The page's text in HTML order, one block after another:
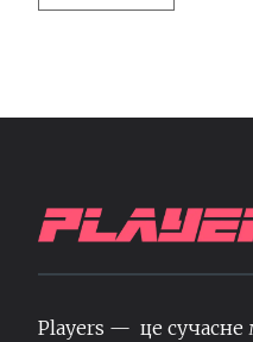
Players — це сучасне